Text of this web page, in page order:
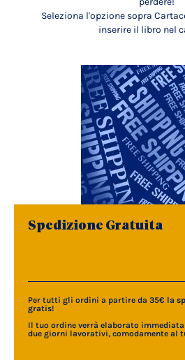
Seleziona l'opzione sopra
inserire il libro nel
Spedizione Gratuita
Per tutti gli ordini a partire da 35€ la
gratis!
Il tuo ordine verrà elaborato
due giorni lavorativi, comodamente al